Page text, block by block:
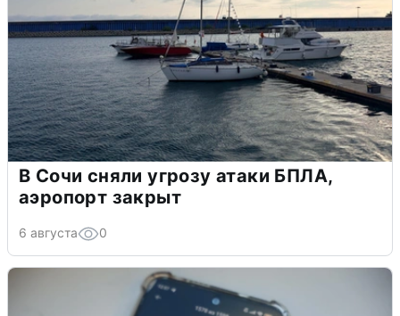
В Сочи сняли угрозу атаки БПЛА,
аэропорт закрыт
6 августа 0